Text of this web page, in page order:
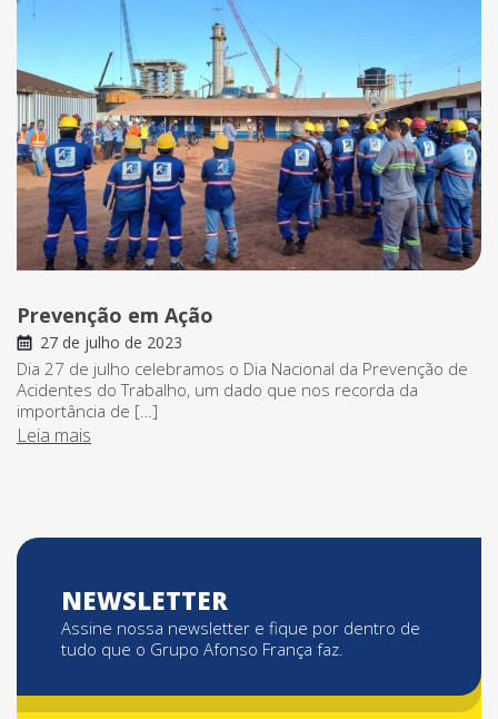
Prevenção em Ação
27 de julho de 2023
Dia 27 de julho celebramos o Dia Nacional da Prevenção de
Acidentes do Trabalho, um dado que nos recorda da
importância de […]
Leia mais
NEWSLETTER
Assine nossa newsletter e fique por dentro de
tudo que o Grupo Afonso França faz.